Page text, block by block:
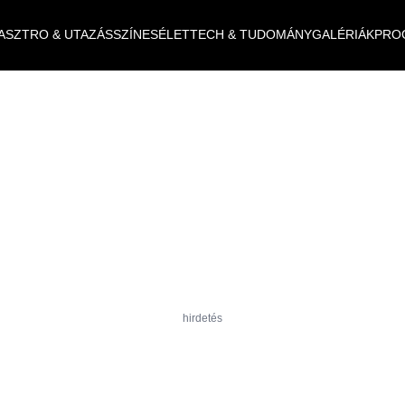
& UTAZÁSSZÍNESÉLETTECH & TUDOMÁNYGALÉRIÁK
hirdetés